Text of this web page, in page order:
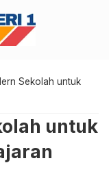
Sekolah untuk
untuk